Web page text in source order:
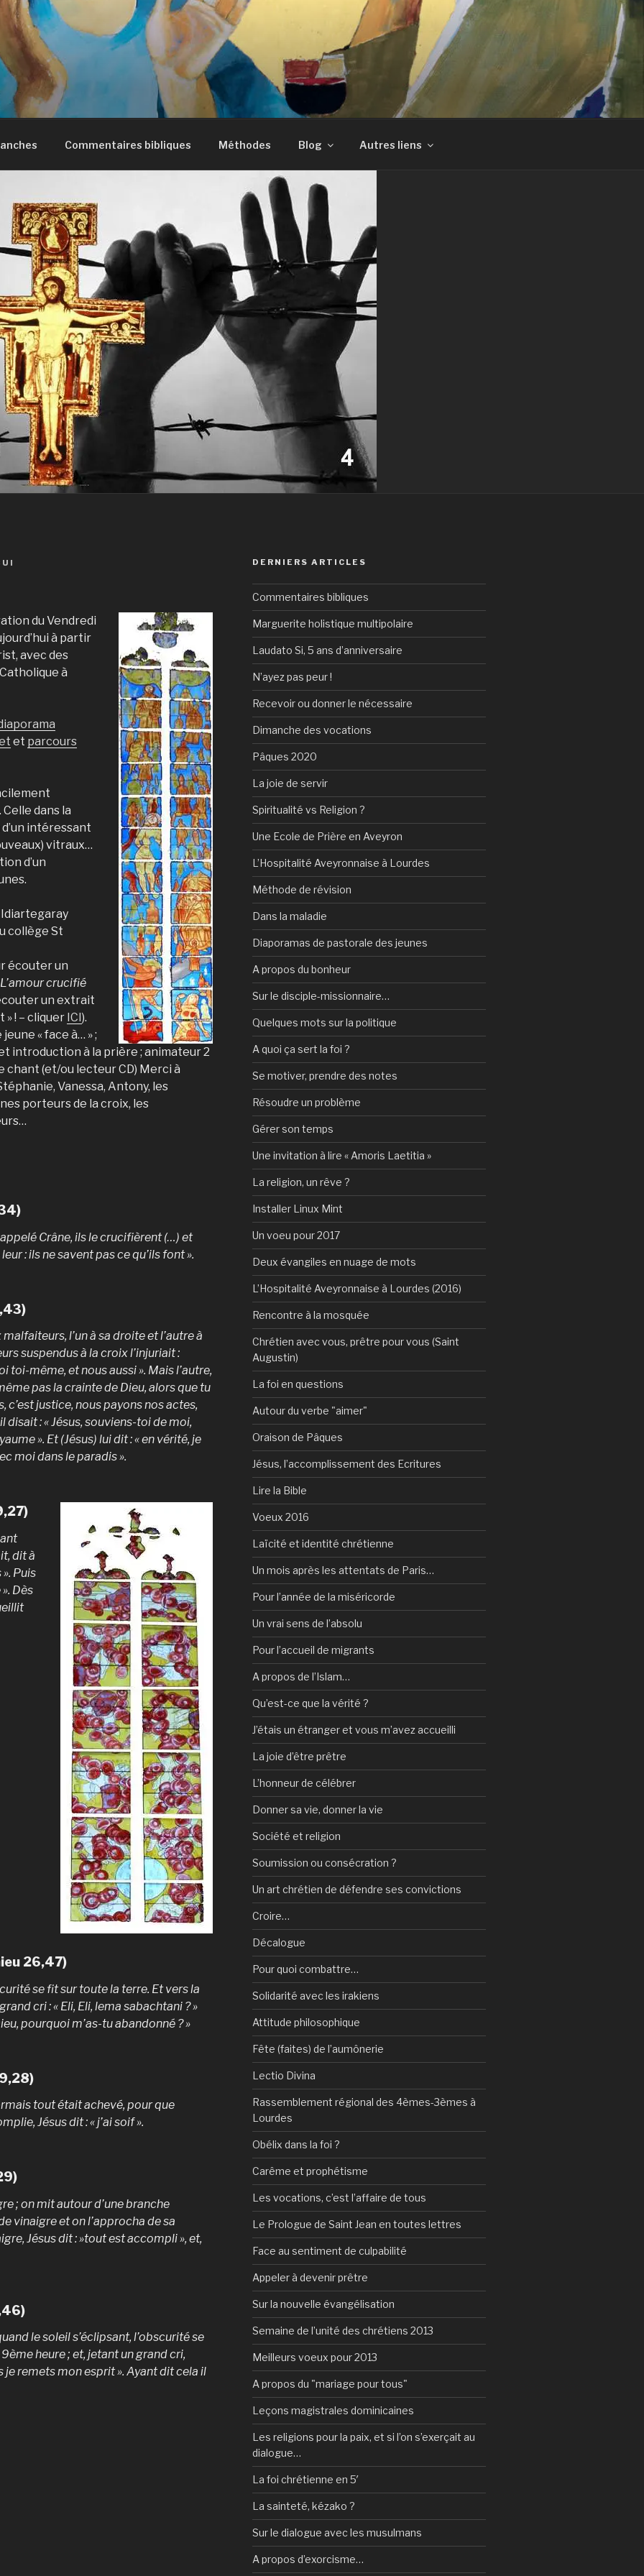
Commentaires bibliques Méthodes Blog Autres liens
du Vendredi
à partir
avec des
à
et parcours
Celle dans la
intéressant
vitraux…
d’un
collège St
écouter un
L’amour crucifié
un extrait
» ! – cliquer ICI ).
« face à… » ;
introduction à la prière ; animateur 2
chant (et/ou lecteur CD) Merci à
Vanessa, Antony, les
porteurs de la croix, les
Crâne, ils le crucifièrent (…) et
: ils ne savent pas ce qu’ils font ».
l’un à sa droite et l’autre à
suspendus à la croix l’injuriait :
toi-même, et nous aussi ». Mais l’autre,
pas la crainte de Dieu, alors que tu
c’est justice, nous payons nos actes,
disait : « Jésus, souviens-toi de moi,
». Et (Jésus) lui dit : « en vérité, je
moi dans le paradis ».
dit à
Puis
Dès
26,47)
se fit sur toute la terre. Et vers la
cri : « Eli, Eli, lema sabachtani ? »
pourquoi m’as-tu abandonné ? »
tout était achevé, pour que
Jésus dit : « j’ai soif ».
; on mit autour d’une branche
vinaigre et on l’approcha de sa
Jésus dit : »tout est accompli », et,
le soleil s’éclipsant, l’obscurité se
heure ; et, jetant un grand cri,
je remets mon esprit ». Ayant dit cela il
DERNIERS ARTICLES
Commentaires bibliques
Marguerite holistique multipolaire
Laudato Si, 5 ans d’anniversaire
N’ayez pas peur !
Recevoir ou donner le nécessaire
Dimanche des vocations
Pâques 2020
La joie de servir
Spiritualité vs Religion ?
Une Ecole de Prière en Aveyron
L’Hospitalité Aveyronnaise à Lourdes
Méthode de révision
Dans la maladie
Diaporamas de pastorale des jeunes
A propos du bonheur
Sur le disciple-missionnaire…
Quelques mots sur la politique
A quoi ça sert la foi ?
Se motiver, prendre des notes
Résoudre un problème
Gérer son temps
Une invitation à lire « Amoris Laetitia »
La religion, un rêve ?
Installer Linux Mint
Un voeu pour 2017
Deux évangiles en nuage de mots
L’Hospitalité Aveyronnaise à Lourdes (2016)
Rencontre à la mosquée
Chrétien avec vous, prêtre pour vous (Saint
Augustin)
La foi en questions
Autour du verbe "aimer"
Oraison de Pâques
Jésus, l’accomplissement des Ecritures
Lire la Bible
Voeux 2016
Laïcité et identité chrétienne
Un mois après les attentats de Paris…
Pour l’année de la miséricorde
Un vrai sens de l’absolu
Pour l’accueil de migrants
A propos de l’Islam…
Qu’est-ce que la vérité ?
J’étais un étranger et vous m’avez accueilli
La joie d’être prêtre
L’honneur de célébrer
Donner sa vie, donner la vie
Société et religion
Soumission ou consécration ?
Un art chrétien de défendre ses convictions
Croire…
Décalogue
Pour quoi combattre…
Solidarité avec les irakiens
Attitude philosophique
Fête (faites) de l’aumônerie
Lectio Divina
Rassemblement régional des 4èmes-3èmes à
Lourdes
Obélix dans la foi ?
Carême et prophétisme
Les vocations, c’est l’affaire de tous
Le Prologue de Saint Jean en toutes lettres
Face au sentiment de culpabilité
Appeler à devenir prêtre
Sur la nouvelle évangélisation
Semaine de l’unité des chrétiens 2013
Meilleurs voeux pour 2013
A propos du "mariage pour tous"
Leçons magistrales dominicaines
Les religions pour la paix, et si l’on s’exerçait au
dialogue…
La foi chrétienne en 5′
La sainteté, kézako ?
Sur le dialogue avec les musulmans
A propos d’exorcisme…